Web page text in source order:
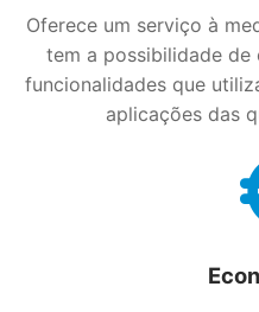
Oferece um serviço à
tem a possibilidade de
funcionalidades que
aplicações das